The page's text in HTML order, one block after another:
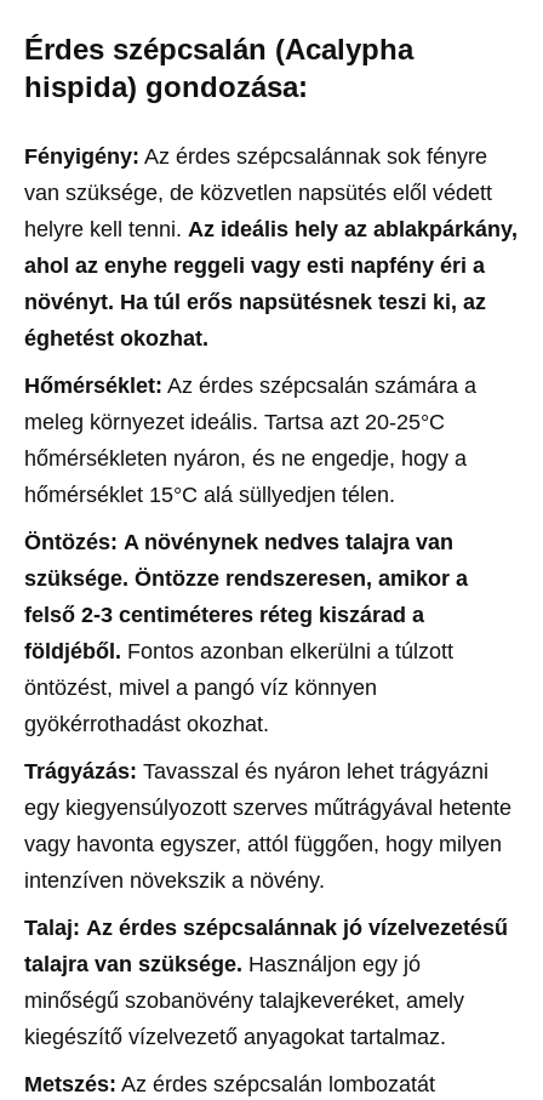
Érdes szépcsalán (Acalypha
hispida) gondozása:
Fényigény: Az érdes szépcsalánnak sok fényre
van szüksége, de közvetlen napsütés elől védett
helyre kell tenni. Az ideális hely az ablakpárkány,
ahol az enyhe reggeli vagy esti napfény éri a
növényt. Ha túl erős napsütésnek teszi ki, az
éghetést okozhat.
Hőmérséklet: Az érdes szépcsalán számára a
meleg környezet ideális. Tartsa azt 20-25°C
hőmérsékleten nyáron, és ne engedje, hogy a
hőmérséklet 15°C alá süllyedjen télen.
Öntözés: A növénynek nedves talajra van
szüksége. Öntözze rendszeresen, amikor a
felső 2-3 centiméteres réteg kiszárad a
földjéből. Fontos azonban elkerülni a túlzott
öntözést, mivel a pangó víz könnyen
gyökérrothadást okozhat.
Trágyázás: Tavasszal és nyáron lehet trágyázni
egy kiegyensúlyozott szerves műtrágyával hetente
vagy havonta egyszer, attól függően, hogy milyen
intenzíven növekszik a növény.
Talaj: Az érdes szépcsalánnak jó vízelvezetésű
talajra van szüksége. Használjon egy jó
minőségű szobanövény talajkeveréket, amely
kiegészítő vízelvezető anyagokat tartalmaz.
Metszés: Az érdes szépcsalán lombozatát